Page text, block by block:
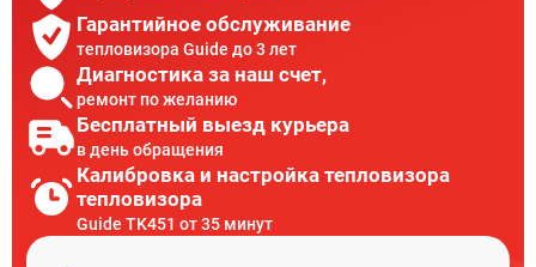
Гарантийное обслуживание
тепловизора Guide до 3 лет
Диагностика за наш счет,
ремонт по желанию
Бесплатный выезд курьера
в день обращения
Калибровка и настройка тепловизора
тепловизора
Guide TK451 от 35 минут